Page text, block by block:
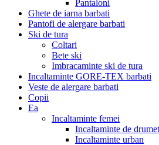
Pantaloni
Ghete de iarna barbati
Pantofi de alergare barbati
Ski de tura
Coltari
Bete ski
Imbracaminte ski de tura
Incaltaminte GORE-TEX barbati
Veste de alergare barbati
Copii
Ea
Incaltaminte femei
Incaltaminte de
Incaltaminte urban